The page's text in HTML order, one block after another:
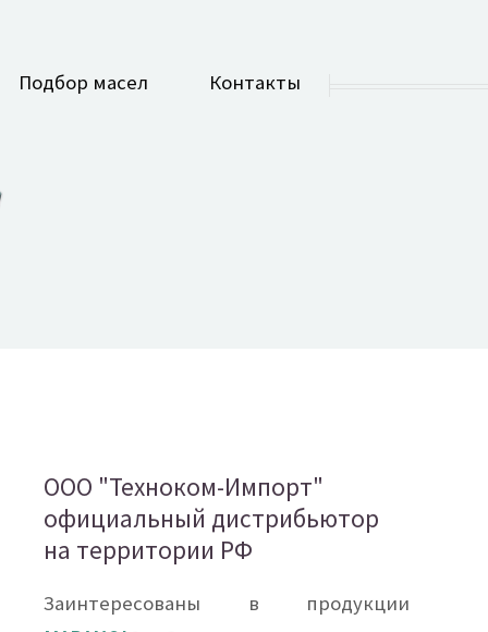
Подбор масел Контакты
ООО "Техноком-Импорт"
официальный дистрибьютор
на территории РФ
Заинтересованы в продукции